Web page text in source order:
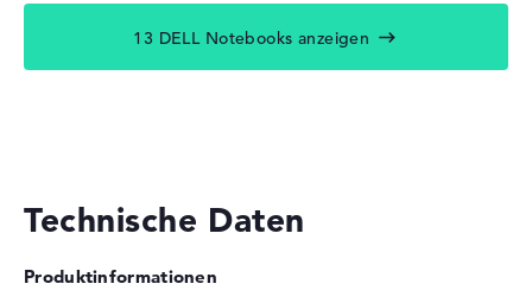
13 DELL Notebooks anzeigen
Technische Daten
Produktinformationen